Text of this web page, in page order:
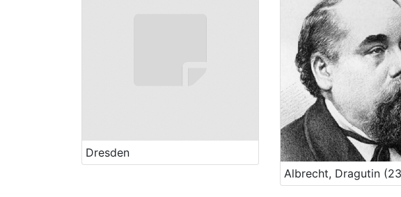
Dresden